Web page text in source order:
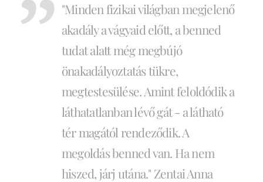
"Minden fizikai világban megjelenő
akadály a vágyaid előtt, a benned
tudat alatt még megbújó
önakadályoztatás tükre,
megtestesülése. Amint feloldódik a
láthatatlanban lévő gát - a látható
tér magától rendeződik. A
megoldás benned van. Ha nem
hiszed, járj utána." Zentai Anna